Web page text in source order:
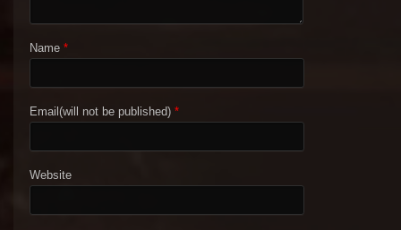
Name *
Email(will not be published) *
Website